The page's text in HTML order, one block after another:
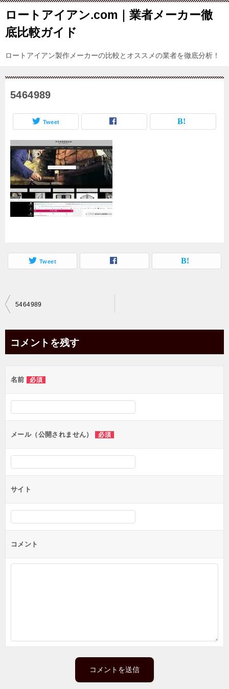
ロートアイアン.com｜業者メーカー徹
底比較ガイド
ロートアイアン製作メーカーの比較とオススメの業者を徹底分析！
5464989
Tweet
Tweet
投
ビ
ー
シ
ン
5464989
コメントを残す
名前 必須
メール（公開されません） 必須
サイト
コメント